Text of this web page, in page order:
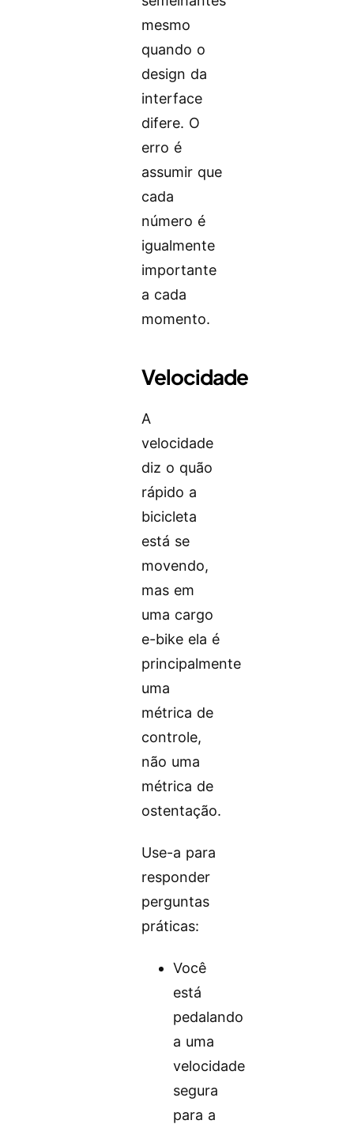
mesmo
quando o
design da
interface
difere. O
erro é
assumir que
cada
número é
igualmente
importante
a cada
momento.
Velocidade
A
velocidade
diz o quão
rápido a
bicicleta
está se
movendo,
mas em
uma cargo
e-bike ela é
principalmente
uma
métrica de
controle,
não uma
métrica de
ostentação.
Use-a para
responder
perguntas
práticas:
Você
está
pedalando
a uma
velocidade
segura
para a